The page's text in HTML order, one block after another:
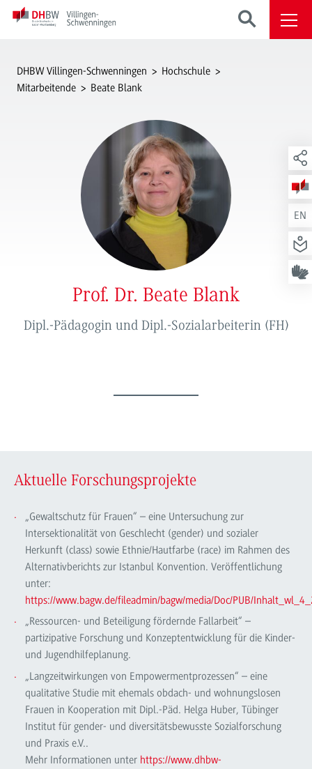
EN
DHBW Villingen-Schwenningen
Hochschule
Mitarbeitende
Beate Blank
Prof. Dr. Beate Blank
Dipl.-Pädagogin und Dipl.-Sozialarbeiterin (FH)
Aktuelle Forschungsprojekte
„Gewaltschutz für Frauen“ – eine Untersuchung zur
Intersektionalität von Geschlecht (gender) und sozialer
Herkunft (class) sowie Ethnie/Hautfarbe (race) im Rahmen des
Alternativberichts zur Istanbul Konvention. Veröffentlichung
unter:
https://www.bagw.de/fileadmin/bagw/media/Doc/PUB/
„Ressourcen- und Beteiligung fördernde Fallarbeit“ –
partizipative Forschung und Konzeptentwicklung für die Kinder-
und Jugendhilfeplanung.
„Langzeitwirkungen von Empowermentprozessen“ – eine
qualitative Studie mit ehemals obdach- und wohnungslosen
Frauen in Kooperation mit Dipl.-Päd. Helga Huber, Tübinger
Institut für gender- und diversitätsbewusste Sozialforschung
und Praxis e.V..
Mehr Informationen unter https://www.dhbw-